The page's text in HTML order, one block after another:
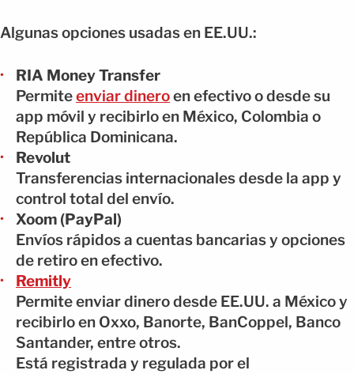
Algunas opciones usadas en EE.UU.:
RIA Money Transfer
Permiteenviar dineroen efectivo o desde su
app móvil y recibirlo en México, Colombia o
República Dominicana.
Revolut
Transferencias internacionales desde la app y
control total del envío.
Xoom (PayPal)
Envíos rápidos a cuentas bancarias y opciones
de retiro en efectivo.
Remitly
Permite enviar dinero desde EE.UU. a México y
recibirlo en Oxxo, Banorte, BanCoppel, Banco
Santander, entre otros.
Está registrada y regulada por el